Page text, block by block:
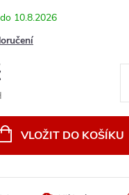
10.8.2026
VLOŽIT DO KOŠÍKU